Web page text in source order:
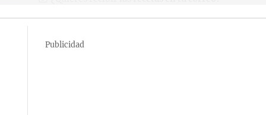
Publicidad